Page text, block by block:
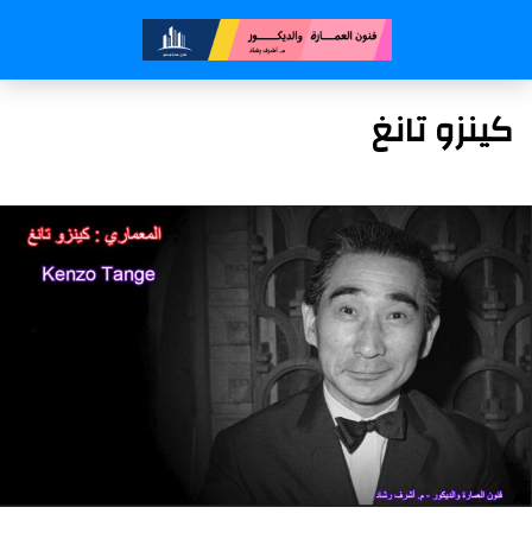
كينزو تانغ